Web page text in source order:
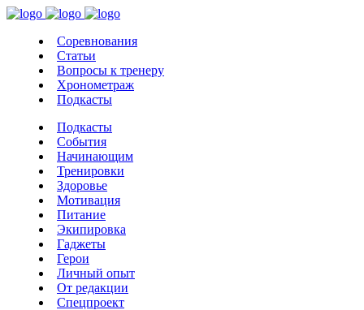
Соревнования
Статьи
Вопросы к тренеру
Хронометраж
Подкасты
Подкасты
События
Начинающим
Тренировки
Здоровье
Мотивация
Питание
Экипировка
Гаджеты
Герои
Личный опыт
От редакции
Спецпроект